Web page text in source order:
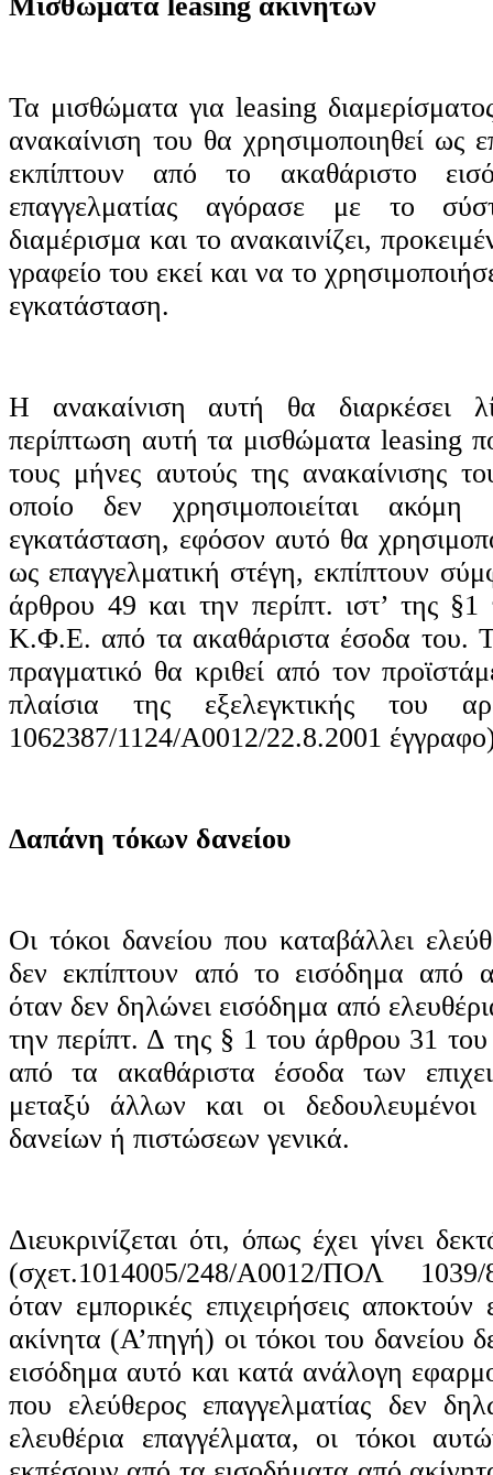
Τα μισθώματα για leasing
ανακαίνιση του θα χρησιμοποιηθεί ως
εκπίπτουν από το ακαθάριστο
επαγγελματίας αγόρασε με το
διαμέρισμα και το ανακαινίζει,
γραφείο του εκεί και να το
εγκατάσταση.
Η ανακαίνιση αυτή θα διαρκέσει
περίπτωση αυτή τα μισθώματα leasing
τους μήνες αυτούς της ανακαίνισης
οποίο δεν χρησιμοποιείται ακόμη
εγκατάσταση, εφόσον αυτό θα
ως επαγγελματική στέγη, εκπίπτουν
άρθρου 49 και την περίπτ. ιστ’ της
Κ.Φ.Ε. από τα ακαθάριστα έσοδα του.
πραγματικό θα κριθεί από τον
πλαίσια της εξελεγκτικής του
1062387/1124/Α0012/22.8.2001
Δαπάνη τόκων δανείου
Οι τόκοι δανείου που καταβάλλει
δεν εκπίπτουν από το εισόδημα από
όταν δεν δηλώνει εισόδημα από
την περίπτ. Δ της § 1 του άρθρου 31
από τα ακαθάριστα έσοδα των
μεταξύ άλλων και οι δεδουλευμένοι
δανείων ή πιστώσεων γενικά.
Διευκρινίζεται ότι, όπως έχει γίνει
(σχετ.1014005/248/Α0012/ΠΟΛ
όταν εμπορικές επιχειρήσεις
ακίνητα (Α’πηγή) οι τόκοι του δανείου
εισόδημα αυτό και κατά ανάλογη
που ελεύθερος επαγγελματίας δεν
ελευθέρια επαγγέλματα, οι τόκοι